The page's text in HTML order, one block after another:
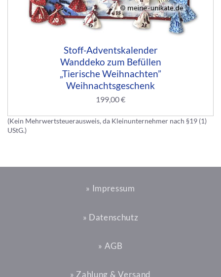
Stoff-Adventskalender
Wanddeko zum Befüllen
„Tierische Weihnachten”
Weihnachtsgeschenk
199,00€
(Kein Mehrwertsteuerausweis, da Kleinunternehmer nach §19 (1)
UStG.)
» Impressum
» Datenschutz
» AGB
» Zahlung & Versand